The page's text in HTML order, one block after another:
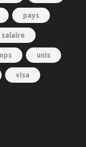
pays
salaire
unis
visa